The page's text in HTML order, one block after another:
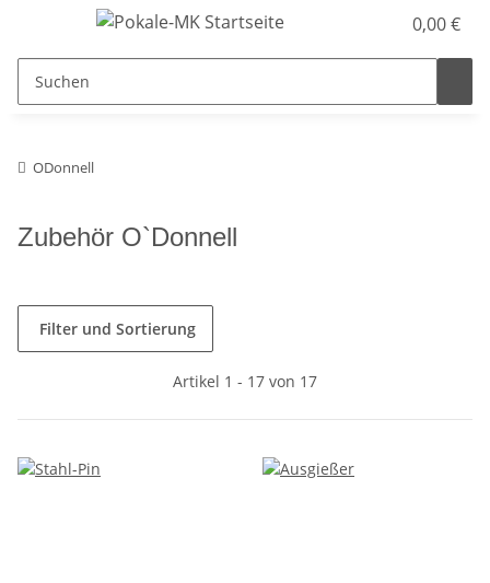
0,00 €
ODonnell
Zubehör O`Donnell
Filter und Sortierung
Artikel 1 - 17 von 17